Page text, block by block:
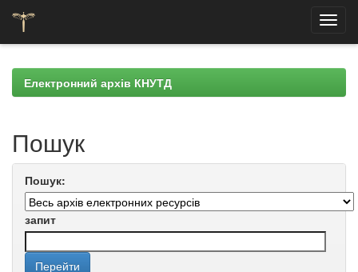
navigationЕлектронний архів КНУТД
Пошук
Пошук:
запит